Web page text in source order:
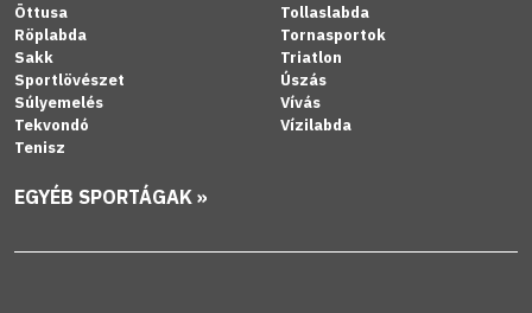
Öttusa
Röplabda
Sakk
Sportlövészet
Súlyemelés
Tekvondó
Tenisz
Tollaslabda
Tornasportok
Triatlon
Úszás
Vívás
Vízilabda
EGYÉB SPORTÁGAK »